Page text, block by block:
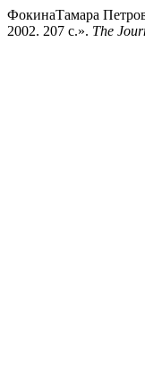
ФокинаТамара
2002. 207 с.». The